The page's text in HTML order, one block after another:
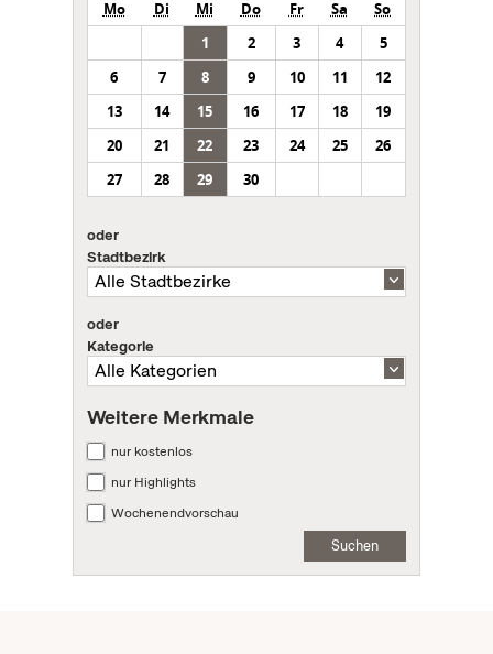
Mo Di Mi Do Fr Sa
So
1
2 3 4
5
6
7 8 9 10 11
12
13
14 15 16 17 18
19
20
21 22 23 24 25
26
27
28 29 30
oder
Stadtbezirk
oder
Kategorie
Weitere Merkmale
nur kostenlos
nur Highlights
Wochenendvorschau
Suchen